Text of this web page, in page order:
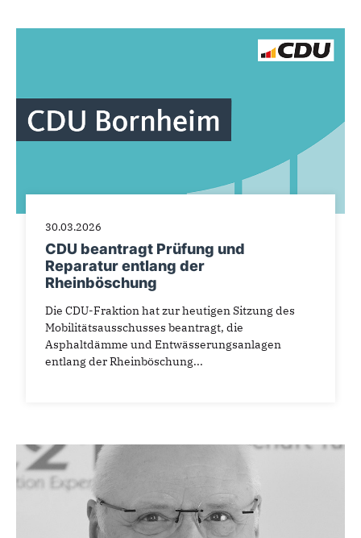
30.03.2026
CDU beantragt Prüfung und
Reparatur entlang der
Rheinböschung
Die CDU-Fraktion hat zur heutigen Sitzung des
Mobilitätsausschusses beantragt, die
Asphaltdämme und Entwässerungsanlagen
entlang der Rheinböschung...